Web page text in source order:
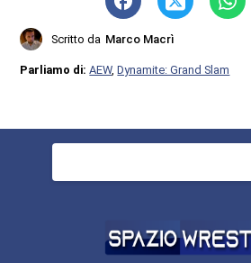
Scritto da Marco Macrì
Parliamo di:AEW,Dynamite: Grand Slam